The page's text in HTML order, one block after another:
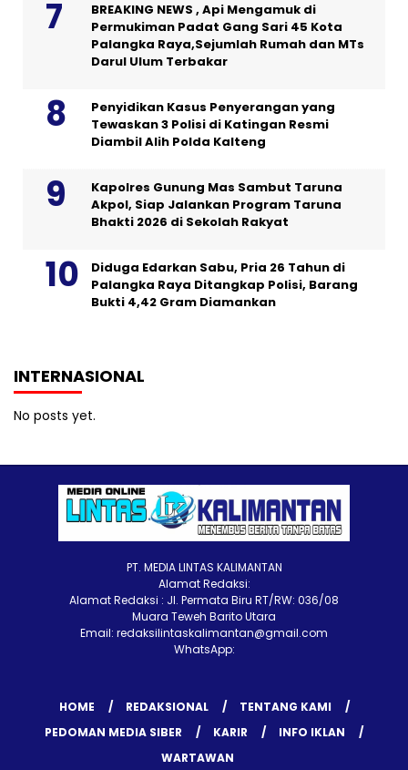
BREAKING NEWS , Api Mengamuk di
Permukiman Padat Gang Sari 45 Kota
Palangka Raya,Sejumlah Rumah dan MTs
Darul Ulum Terbakar
Penyidikan Kasus Penyerangan yang
Tewaskan 3 Polisi di Katingan Resmi
Diambil Alih Polda Kalteng
Kapolres Gunung Mas Sambut Taruna
Akpol, Siap Jalankan Program Taruna
Bhakti 2026 di Sekolah Rakyat
Diduga Edarkan Sabu, Pria 26 Tahun di
Palangka Raya Ditangkap Polisi, Barang
Bukti 4,42 Gram Diamankan
INTERNASIONAL
No posts yet.
PT. MEDIA LINTAS KALIMANTAN
Alamat Redaksi:
Alamat Redaksi : Jl. Permata Biru RT/RW: 036/08
Muara Teweh Barito Utara
Email: redaksilintaskalimantan@gmail.com
WhatsApp:
HOME REDAKSIONAL
TENTANG KAMI
PEDOMAN MEDIA SIBER
KARIR
INFO IKLAN
WARTAWAN